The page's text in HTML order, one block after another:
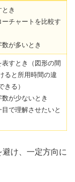
き
チャートを比較す
が多いとき
すとき（図形の間
ると所用時間の違
きる）
が少ないとき
で理解させたいと
け、一定方向に